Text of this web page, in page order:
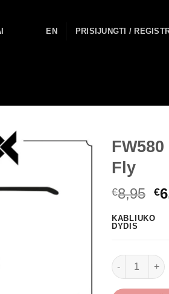
EN PRISIJUNGTI /
Fly
€8,95 €
KABLIUKO
DYDIS
produkto